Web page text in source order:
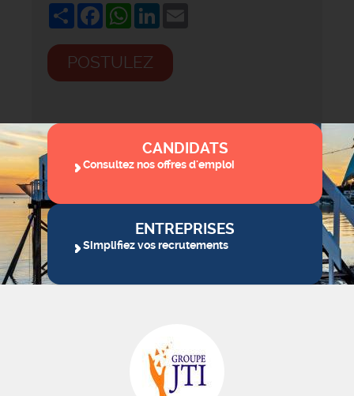
ShareFacebookWhatsApp
LinkedIn
POSTULEZ
CANDIDATS
Consultez nos offres d'emploi
ENTREPRISES
Simplifiez vos recrutements